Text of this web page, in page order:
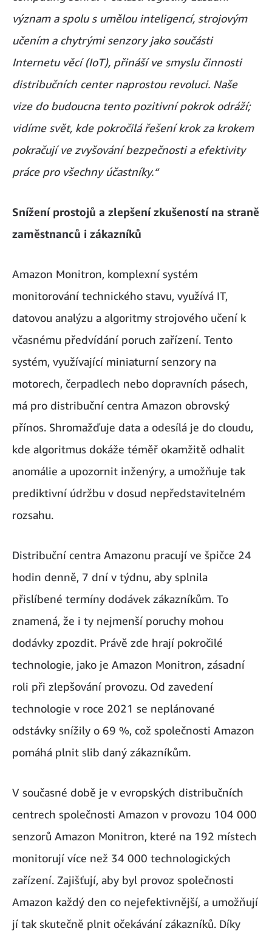
význam a spolu s umělou inteligencí, strojovým
učením a chytrými senzory jako součásti
Internetu věcí (IoT), přináší ve smyslu činnosti
distribučních center naprostou revoluci. Naše
vize do budoucna tento pozitivní pokrok odráží;
vidíme svět, kde pokročilá řešení krok za krokem
pokračují ve zvyšování bezpečnosti a efektivity
práce pro všechny účastníky.“
Snížení prostojů a zlepšení zkušeností na straně
zaměstnanců i zákazníků
Amazon Monitron, komplexní systém
monitorování technického stavu, využívá IT,
datovou analýzu a algoritmy strojového učení k
včasnému předvídání poruch zařízení. Tento
systém, využívající miniaturní senzory na
motorech, čerpadlech nebo dopravních pásech,
má pro distribuční centra Amazon obrovský
přínos. Shromažďuje data a odesílá je do cloudu,
kde algoritmus dokáže téměř okamžitě odhalit
anomálie a upozornit inženýry, a umožňuje tak
prediktivní údržbu v dosud nepředstavitelném
rozsahu.
Distribuční centra Amazonu pracují ve špičce 24
hodin denně, 7 dní v týdnu, aby splnila
přislíbené termíny dodávek zákazníkům. To
znamená, že i ty nejmenší poruchy mohou
dodávky zpozdit. Právě zde hrají pokročilé
technologie, jako je Amazon Monitron, zásadní
roli při zlepšování provozu. Od zavedení
technologie v roce 2021 se neplánované
odstávky snížily o 69 %, což společnosti Amazon
pomáhá plnit slib daný zákazníkům.
V současné době je v evropských distribučních
centrech společnosti Amazon v provozu 104 000
senzorů Amazon Monitron, které na 192 místech
monitorují více než 34 000 technologických
zařízení. Zajišťují, aby byl provoz společnosti
Amazon každý den co nejefektivnější, a umožňují
jí tak skutečně plnit očekávání zákazníků. Díky